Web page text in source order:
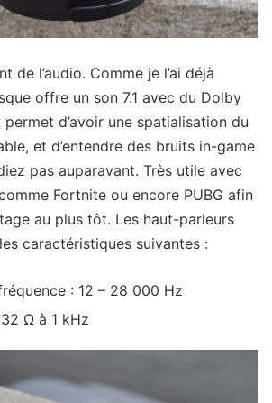
de l’audio. Comme je l’ai déjà
offre un son 7.1 avec du Dolby
d’avoir une spatialisation du
et d’entendre des bruits in-game
pas auparavant. Très utile avec
Fortnite ou encore PUBG afin
au plus tôt. Les haut-parleurs
caractéristiques suivantes :
: 12 – 28 000 Hz
Ω à 1 kHz